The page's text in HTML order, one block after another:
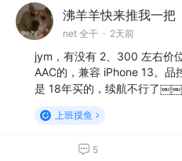
沸羊羊快来推我一把
net 全干 · 2天前
jym，有没有 2、300 左右价
AAC的，兼容 iPhone 13。品
是 18年买的，续航不行了￼￼
上班摸鱼
5